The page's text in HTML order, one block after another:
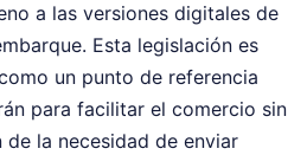
a las versiones digitales de
Esta legislación es
un punto de referencia
para facilitar el comercio sin
de la necesidad de enviar